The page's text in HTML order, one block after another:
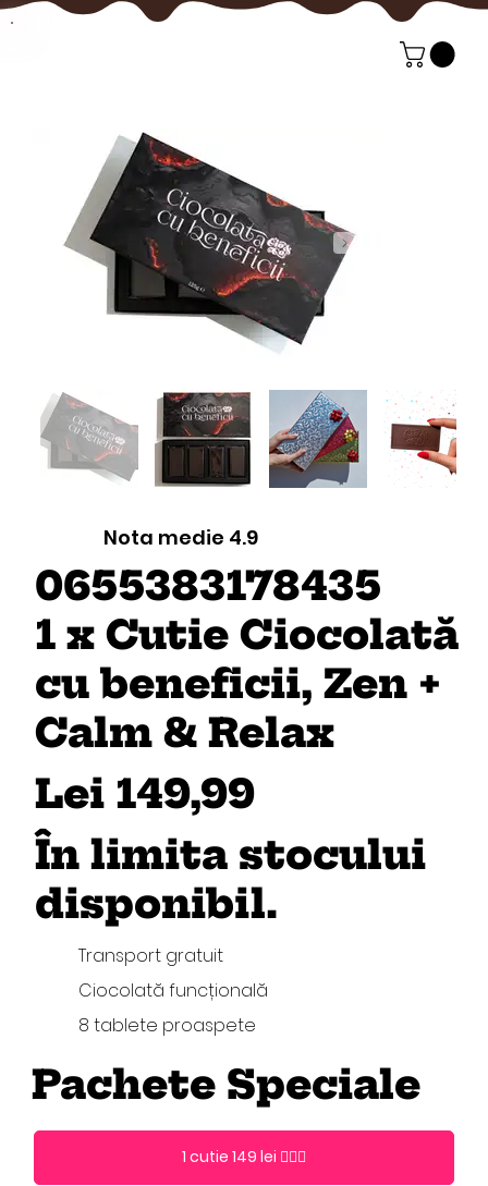
Nota medie 4.9
1 x Cutie Ciocolată
cu beneficii, Zen +
Calm & Relax
În limita stocului
disponibil.
Lei 149,99
0655383178435
Transport gratuit
Ciocolată funcțională
8 tablete proaspete
Pachete Speciale
1 cutie 149 lei 🧘🏻‍♀️